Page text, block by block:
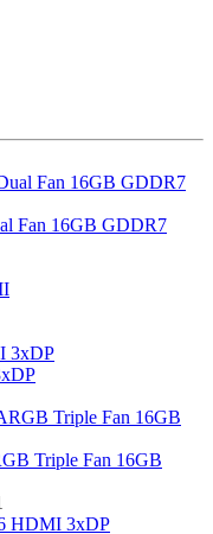
Fan 16GB GDDR7
Triple Fan 16GB